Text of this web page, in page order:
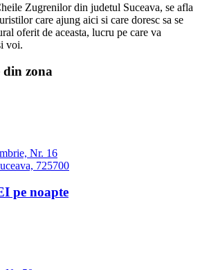
Zugrenilor din judetul Suceava, se afla
care ajung aici si care doresc sa se
oferit de aceasta, lucru pe care va
voi.
din zona
Nr. 16
725700
pe noapte